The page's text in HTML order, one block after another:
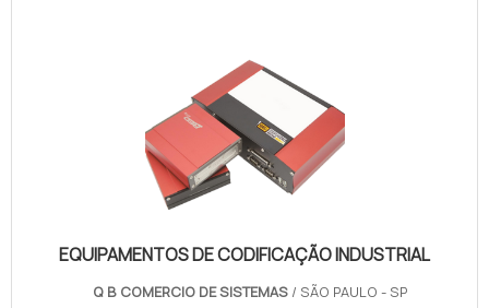
copiadora, o cliente reduz custos com a aquisição
do equipamento, com possibilidade de.
EQUIPAMENTOS DE CODIFICAÇÃO INDUSTRIAL
Q B COMERCIO DE SISTEMAS / SÃO PAULO - SP